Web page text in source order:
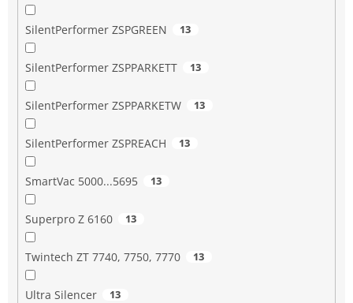
SilentPerformer ZSPGREEN 13
SilentPerformer ZSPPARKETT 13
SilentPerformer ZSPPARKETW 13
SilentPerformer ZSPREACH 13
SmartVac 5000...5695 13
Superpro Z 6160 13
Twintech ZT 7740, 7750, 7770 13
Ultra Silencer 13